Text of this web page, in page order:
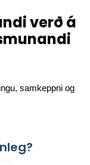
verð á
samkeppni og